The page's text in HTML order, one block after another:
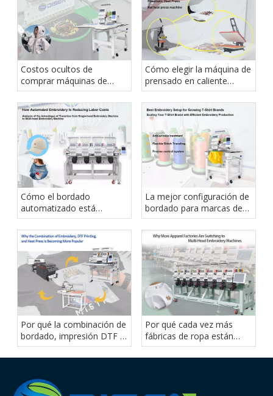
Costos ocultos de
comprar máquinas de
bordar baratas
Cómo elegir la máquina de
prensado en caliente
adecuada para su negocio
de impresión de prendas
Cómo el bordado
automatizado está
reduciendo los costos
laborales
La mejor configuración de
bordado para marcas de
camisetas en crecimiento
Por qué la combinación de
bordado, impresión DTF y
prensa térmica se está
volviendo más popular
Por qué cada vez más
fábricas de ropa están
cambiando a máquinas de
bordar de cabezales